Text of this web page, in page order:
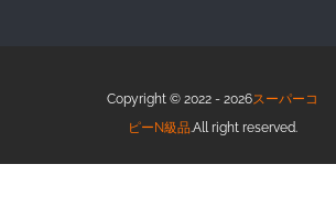
Copyright © 2022 - 2026スーパーコ
ピーN級品.All right reserved.